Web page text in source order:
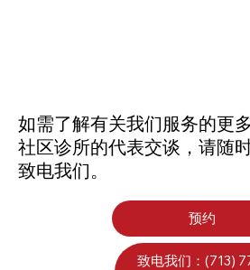
如需了解有关我们服务的更
社区诊所的代表交谈，请随
致电我们。
预约
致电我们：(713)